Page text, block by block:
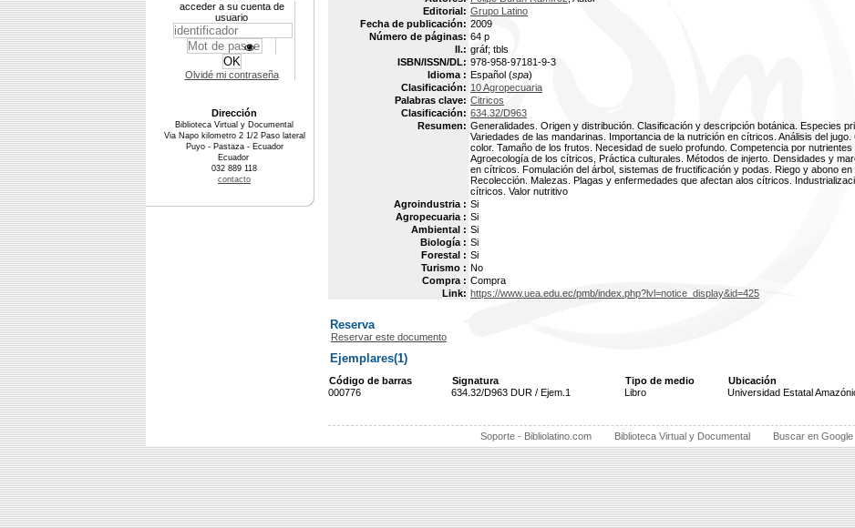
Editorial: Grupo Latino
Fecha de publicación: 2009
Número de páginas: 64 p
Il.: gráf; tbls
ISBN/ISSN/DL: 978-958-97181-9-3
Idioma : Español (spa)
Clasificación: 10 Agropecuaria
Palabras clave: Citricos
Clasificación: 634.32/D963
Resumen: Generalidades. Origen y distribución. Clasificación y descripción botánica. Especies
Variedades de las mandarinas. Importancia de la nutrición en cítricos. Análisis del jugo.
color. Tamaño de los frutos. Necesidad de suelo profundo. Competencia por nutrientes
Agroecología de los cítricos, Práctica culturales. Métodos de injerto. Densidades y
en cítricos. Fomulación del árbol, sistemas de fructificación y podas. Riego y abono en
Recolección. Malezas. Plagas y enfermedades que afectan alos cítricos.
cítricos. Valor nutritivo
Agroindustria : Si
Agropecuaria : Si
Ambiental : Si
Biología : Si
Forestal : Si
Turismo : No
Compra : Compra
Link: https://www.uea.edu.ec/pmb/index.php?lvl=notice_display&id=425
Reserva
Reservar este documento
Ejemplares(1)
Código de barras Signatura Tipo de medio Ubicación
000776
634.32/D963 DUR / Ejem.1 Libro Universidad Estatal
Soporte - Bibliolatino.com Biblioteca Virtual y Documental Buscar en Google
acceder a su cuenta de
usuario
Olvidé mi contraseña
Dirección
Biblioteca Virtual y Documental
Via Napo kilometro 2 1/2 Paso lateral
Puyo - Pastaza - Ecuador
Ecuador
032 889 118
contacto